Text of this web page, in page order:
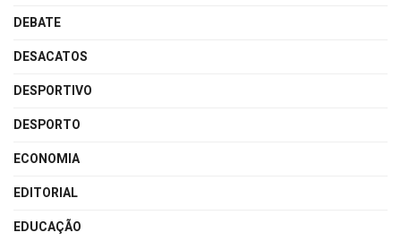
DEBATE
DESACATOS
DESPORTIVO
DESPORTO
ECONOMIA
EDITORIAL
EDUCAÇÃO